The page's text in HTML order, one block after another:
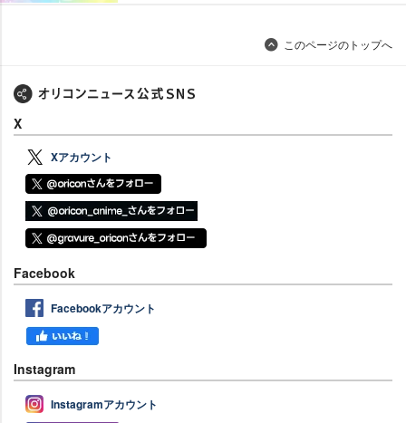
このページのトップへ
X
Xアカウント
Facebook
Facebookアカウント
Instagram
Instagramアカウント